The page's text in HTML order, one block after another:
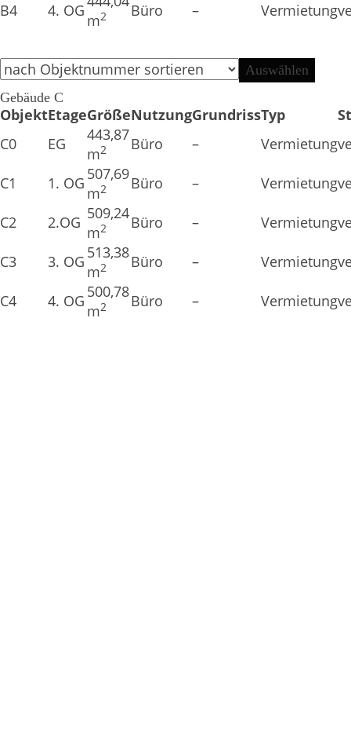
B4 4. OG
m2 Büro – Vermietung
Gebäude C
ObjektEtageGrößeNutzungGrundrissTyp
C0
EG
443,87
m2 Büro – Vermietung
C1 1. OG 507,69
m2 Büro – Vermietung
C2 2.OG 509,24
m2 Büro – Vermietung
C3 3. OG 513,38
m2 Büro – Vermietung
C4 4. OG 500,78
m2 Büro – Vermietung